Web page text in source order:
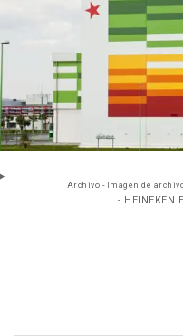
Archivo - Imagen de
- HEINEKEN